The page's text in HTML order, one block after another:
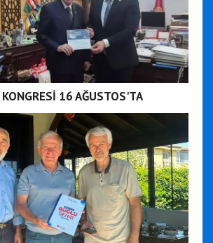
KONGRESİ 16 AĞUSTOS'TA